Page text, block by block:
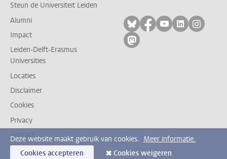
Steun de Universiteit Leiden
Alumni
Impact
Leiden-Delft-Erasmus
Universities
Locaties
Disclaimer
Cookies
Privacy
Contact
Volg ons op bluesky
Volg ons op
Volg ons op
Volg ons
Volg
Volg ons op mastodon
Deze website maakt gebruik van cookies. Meer informatie.
Cookies accepteren
Cookies weigeren